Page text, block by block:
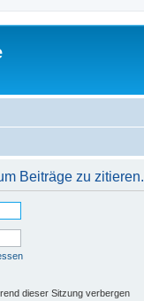
Beiträge zu zitieren.
dieser Sitzung verbergen